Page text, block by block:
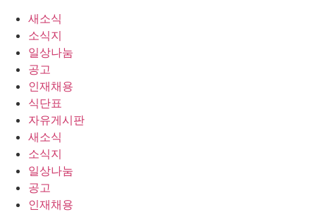
새소식
소식지
일상나눔
공고
인재채용
식단표
자유게시판
새소식
소식지
일상나눔
공고
인재채용